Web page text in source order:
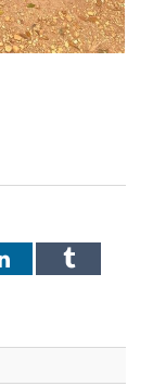
LinkedInTumblr